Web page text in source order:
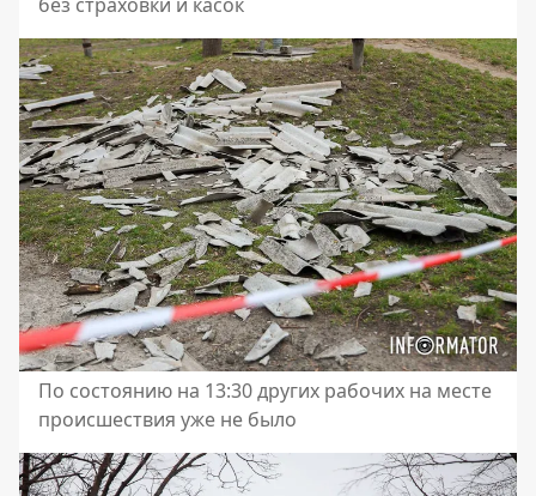
По состоянию на 13:30 других рабочих на месте
происшествия уже не было